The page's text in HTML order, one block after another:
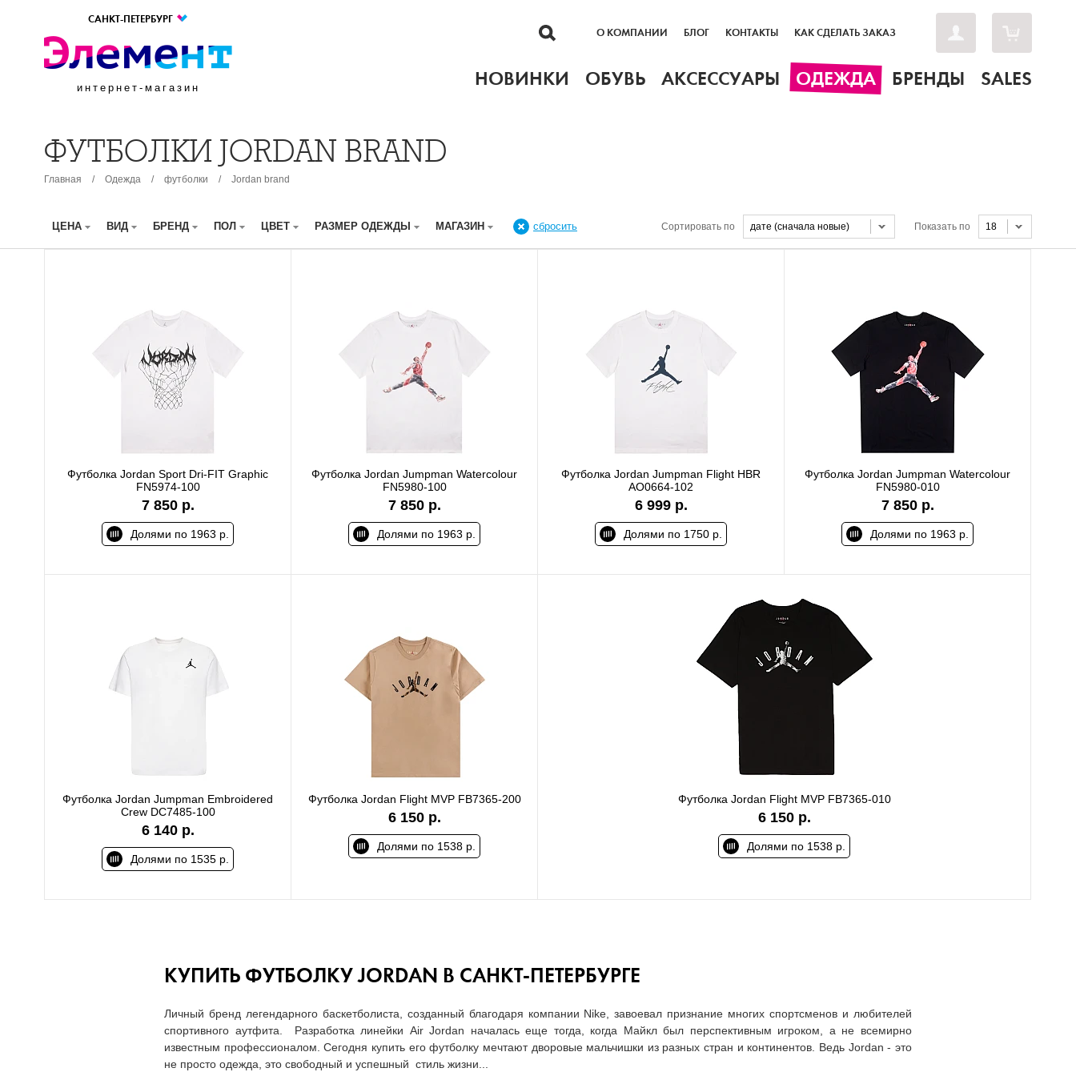
САНКТ-ПЕТЕРБУРГ
интернет-магазин
О КОМПАНИИ БЛОГ КОНТАКТЫ КАК СДЕЛАТЬ ЗАКАЗ
НОВИНКИ ОБУВЬ АКСЕССУАРЫ ОДЕЖДА БРЕНДЫ SALES
ФУТБОЛКИ JORDAN BRAND
Главная / Одежда / футболки / Jordan brand
Показать по 18
Сортировать по дате (сначала новые)
ЦЕНА ВИД БРЕНД ПОЛ ЦВЕТ РАЗМЕР ОДЕЖДЫ МАГАЗИН сбросить
Футболка Jordan Sport Dri-FIT Graphic
FN5974-100
7 850 р.
Долями по 1963 р.
Футболка Jordan Jumpman Watercolour
FN5980-100
7 850 р.
Долями по 1963 р.
Футболка Jordan Jumpman Flight HBR
AO0664-102
6 999 р.
Долями по 1750 р.
Футболка Jordan Jumpman Watercolour
FN5980-010
7 850 р.
Долями по 1963 р.
Футболка Jordan Jumpman Embroidered
Crew DC7485-100
6 140 р.
Долями по 1535 р.
Футболка Jordan Flight MVP FB7365-200
6 150 р.
Долями по 1538 р.
Футболка Jordan Flight MVP FB7365-010
6 150 р.
Долями по 1538 р.
КУПИТЬ ФУТБОЛКУ JORDAN В САНКТ-ПЕТЕРБУРГЕ
Личный бренд легендарного баскетболиста, созданный благодаря компании Nike, завоевал признание многих спортсменов и любителей
спортивного аутфита. Разработка линейки Air Jordan началась еще тогда, когда Майкл был перспективным игроком, а не всемирно
известным профессионалом. Сегодня купить его футболку мечтают дворовые мальчишки из разных стран и континентов. Ведь Jordan - это
не просто одежда, это свободный и успешный стиль жизни...